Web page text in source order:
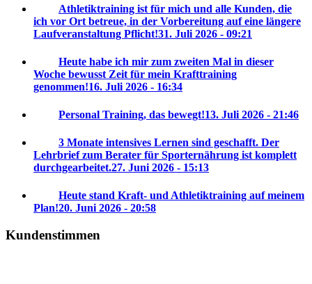
Athletiktraining ist für mich und alle Kunden, die
ich vor Ort betreue, in der Vorbereitung auf eine längere
Laufveranstaltung Pflicht!31. Juli 2026 - 09:21
Heute habe ich mir zum zweiten Mal in dieser
Woche bewusst Zeit für mein Krafttraining
genommen!16. Juli 2026 - 16:34
Personal Training, das bewegt!13. Juli 2026 - 21:46
3 Monate intensives Lernen sind geschafft. Der
Lehrbrief zum Berater für Sporternährung ist komplett
durchgearbeitet.27. Juni 2026 - 15:13
Heute stand Kraft- und Athletiktraining auf meinem
Plan!20. Juni 2026 - 20:58
Kundenstimmen